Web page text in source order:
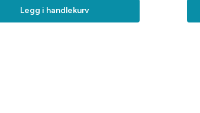
Legg i handlekurv